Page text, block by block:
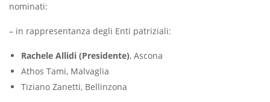
nominati:
– in rappresentanza degli Enti patriziali:
Rachele Allidi (Presidente), Ascona
Athos Tami, Malvaglia
Tiziano Zanetti, Bellinzona